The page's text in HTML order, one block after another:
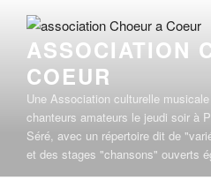
contenu
principal
ASSOCIATION
COEUR
Une Association culturelle
chanteurs amateurs le jeudi soir à
Séré, avec un répertoire dit de
et des stages "chansons" ouverts